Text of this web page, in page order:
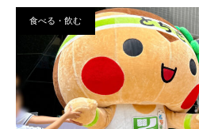
食べる・飲む